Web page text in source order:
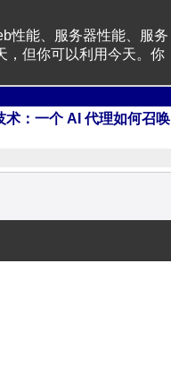
性能、服务器性能、服务
，但你可以利用今天。你
：一个 AI 代理如何召唤